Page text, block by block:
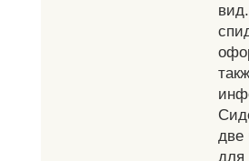
две
для